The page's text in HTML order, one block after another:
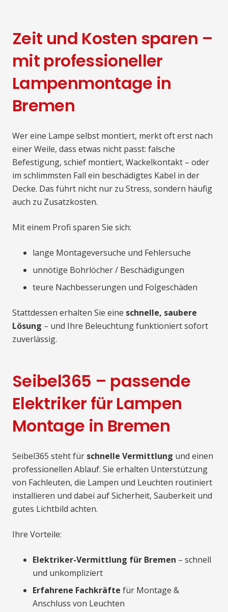
Zeit und Kosten sparen –
mit professioneller
Lampenmontage in
Bremen
Wer eine Lampe selbst montiert, merkt oft erst nach
einer Weile, dass etwas nicht passt: falsche
Befestigung, schief montiert, Wackelkontakt – oder
im schlimmsten Fall ein beschädigtes Kabel in der
Decke. Das führt nicht nur zu Stress, sondern häufig
auch zu Zusatzkosten.
Mit einem Profi sparen Sie sich:
lange Montageversuche und Fehlersuche
unnötige Bohrlöcher / Beschädigungen
teure Nachbesserungen und Folgeschäden
Stattdessen erhalten Sie eine schnelle, saubere
Lösung – und Ihre Beleuchtung funktioniert sofort
zuverlässig.
Seibel365 – passende
Elektriker für Lampen
Montage in Bremen
Seibel365 steht für schnelle Vermittlung und einen
professionellen Ablauf. Sie erhalten Unterstützung
von Fachleuten, die Lampen und Leuchten routiniert
installieren und dabei auf Sicherheit, Sauberkeit und
gutes Lichtbild achten.
Ihre Vorteile:
Elektriker-Vermittlung für Bremen – schnell
und unkompliziert
Erfahrene Fachkräfte für Montage &
Anschluss von Leuchten